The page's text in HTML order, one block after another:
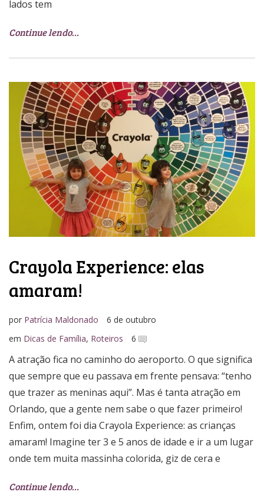
lados tem
Continue lendo…
Crayola Experience: elas
amaram!
por Patrícia Maldonado
6 de outubro
em Dicas de Família, Roteiros 6
A atração fica no caminho do aeroporto. O que significa
que sempre que eu passava em frente pensava: “tenho
que trazer as meninas aqui”. Mas é tanta atração em
Orlando, que a gente nem sabe o que fazer primeiro!
Enfim, ontem foi dia Crayola Experience: as crianças
amaram! Imagine ter 3 e 5 anos de idade e ir a um lugar
onde tem muita massinha colorida, giz de cera e
Continue lendo…